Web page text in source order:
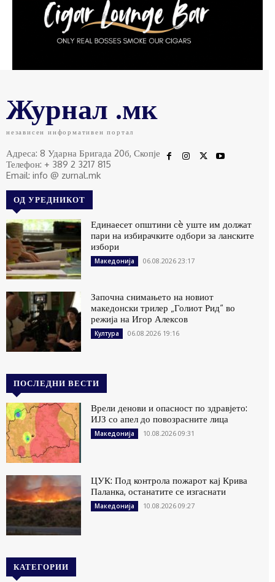
Журнал .мк
независен информативен портал
Адреса: 8 Ударна Бригада 20б, Скопје
Телефон: + 389 2 3217 815
Email: info @ zurnal.mk
ОД УРЕДНИКОТ
Единаесет општини сè уште им должат
пари на избирачките одбори за ланските
избори
Македонија 06.08.2026 23:17
Започна снимањето на новиот
македонски трилер „Голиот Рид“ во
режија на Игор Алексов
Култура 06.08.2026 19:16
ПОСЛЕДНИ ВЕСТИ
Врели денови и опасност по здравјето:
ИЈЗ со апел до повозрасните лица
Македонија 10.08.2026 09:31
ЦУК: Под контрола пожарот кај Крива
Паланка, останатите се изгаснати
Македонија 10.08.2026 09:27
КАТЕГОРИИ